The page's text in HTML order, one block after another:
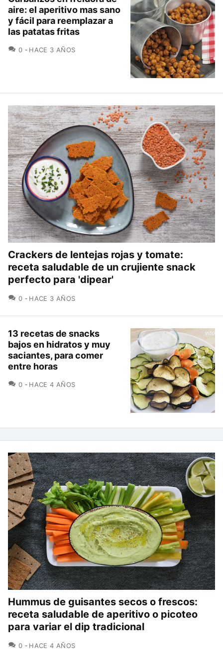
aire: el aperitivo mas sano
y fácil para reemplazar a
las patatas fritas
0 COMENTARIOS
HACE 3 AÑOS
Crackers de lentejas rojas y tomate:
receta saludable de un crujiente snack
perfecto para 'dipear'
0 COMENTARIOS
HACE 3 AÑOS
13 recetas de snacks
bajos en hidratos y muy
saciantes, para comer
entre horas
0 COMENTARIOS
HACE 4 AÑOS
Hummus de guisantes secos o frescos:
receta saludable de aperitivo o picoteo
para variar el dip tradicional
0 COMENTARIOS
HACE 4 AÑOS